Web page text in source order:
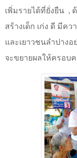
เพิ่มรายได้ที่ยั่งยืน ,
สร้างเด็ก เก่ง ดี มีค
และเยาวชนลำปางอ
จะขยายผลให้ครอบ